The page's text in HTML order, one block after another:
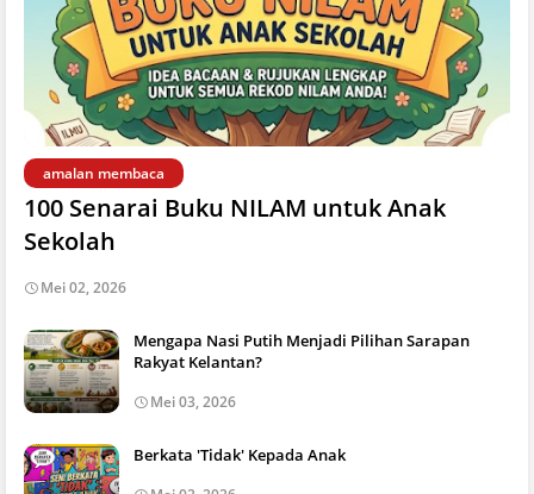
amalan membaca
100 Senarai Buku NILAM untuk Anak
Sekolah
Mei 02, 2026
Mengapa Nasi Putih Menjadi Pilihan Sarapan
Rakyat Kelantan?
Mei 03, 2026
Berkata 'Tidak' Kepada Anak